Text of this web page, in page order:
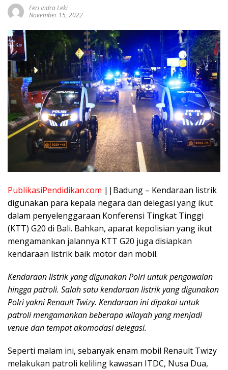
Feri Indra Leki
November 15, 2022
PublikasiPendidikan.com | |Badung – Kendaraan listrik
digunakan para kepala negara dan delegasi yang ikut
dalam penyelenggaraan Konferensi Tingkat Tinggi
(KTT) G20 di Bali. Bahkan, aparat kepolisian yang ikut
mengamankan jalannya KTT G20 juga disiapkan
kendaraan listrik baik motor dan mobil.
Kendaraan listrik yang digunakan Polri untuk pengawalan
hingga patroli. Salah satu kendaraan listrik yang digunakan
Polri yakni Renault Twizy. Kendaraan ini dipakai untuk
patroli mengamankan beberapa wilayah yang menjadi
venue dan tempat akomodasi delegasi.
Seperti malam ini, sebanyak enam mobil Renault Twizy
melakukan patroli keliling kawasan ITDC, Nusa Dua,